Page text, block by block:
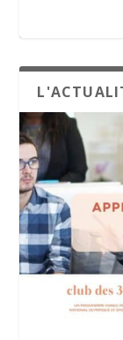
Le Village
partage et
La minute
SPORT
à